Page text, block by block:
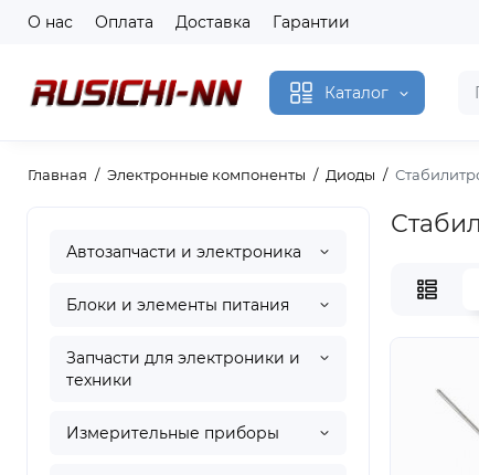
О нас Оплата Доставка Гарантии
Каталог
Главная Электронные компоненты Диоды
Автозапчасти и электроника
Блоки и элементы питания
Запчасти для электроники и
техники
Измерительные приборы